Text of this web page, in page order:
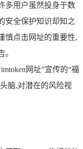
多用户虽然投身于数
安全保护知识却知之
慎点击网址的重要性,
。
网址”宣传的“福
脑,对潜在的风险视